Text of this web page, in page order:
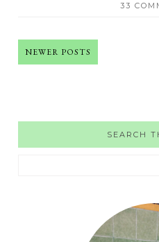
33
NEWER POSTS
SEARCH